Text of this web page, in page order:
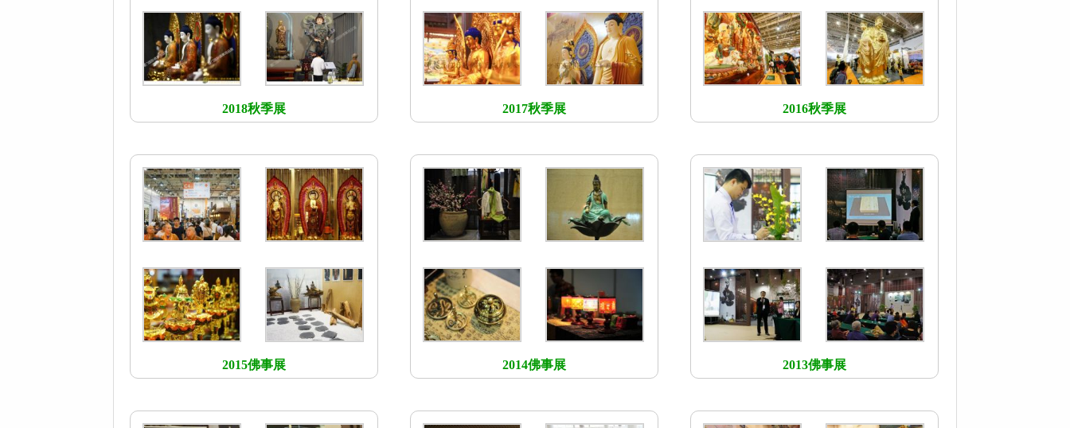
2018秋季展 2017秋季展 2016秋季展
2015佛事展 2014佛事展 2013佛事展